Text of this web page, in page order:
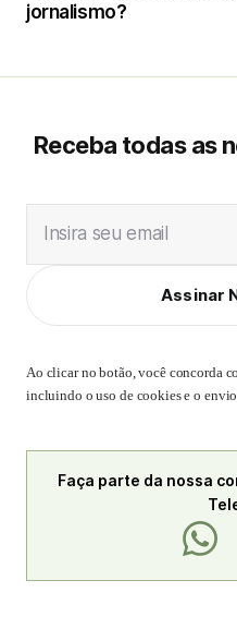
jornalismo?
Receba todas as
Insira seu email
Assinar
Ao clicar no botão, você concorda
incluindo o uso de cookies e o
Faça parte da nossa